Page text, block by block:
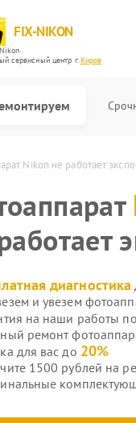
FIX-NIKON
cервисный центр г.Киров
Nikon не работает
диагностика
и увезем
на наши работы
ремонт
для вас до 20%
1500 рублей на